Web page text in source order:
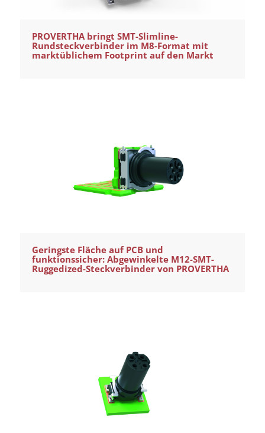
PROVERTHA bringt SMT-Slimline-
Rundsteckverbinder im M8-Format mit
marktüblichem Footprint auf den Markt
Geringste Fläche auf PCB und
funktionssicher: Abgewinkelte M12-SMT-
Ruggedized-Steckverbinder von PROVERTHA